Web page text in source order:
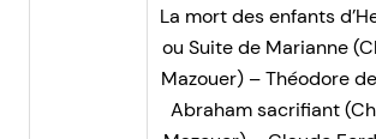
La mort des enfants
ou Suite de Marianne
Mazouer) – Théodore de
Abraham sacrifiant